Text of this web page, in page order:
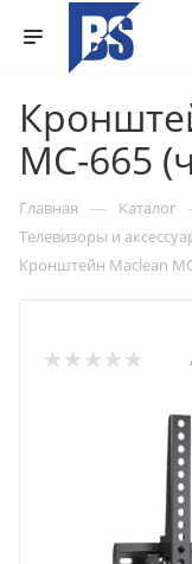
MC-665
Главная — Каталог
Телевизоры и
Кронштейн Maclean